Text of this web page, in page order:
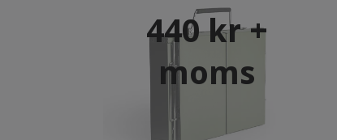
440 kr +
moms